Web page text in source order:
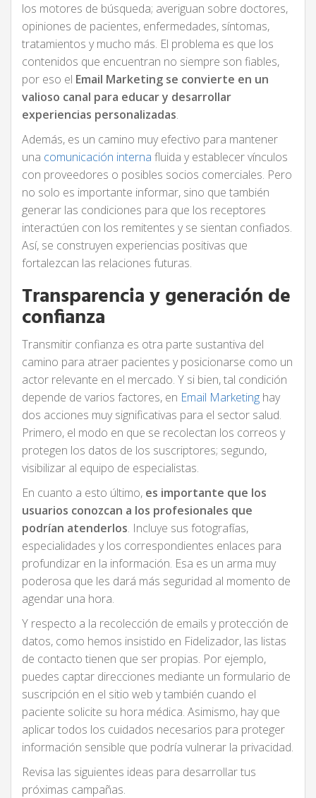
los motores de búsqueda; averiguan sobre doctores,
opiniones de pacientes, enfermedades, síntomas,
tratamientos y mucho más. El problema es que los
contenidos que encuentran no siempre son fiables,
por eso el Email Marketing se convierte en un
valioso canal para educar y desarrollar
experiencias personalizadas.
Además, es un camino muy efectivo para mantener
una comunicación interna fluida y establecer vínculos
con proveedores o posibles socios comerciales. Pero
no solo es importante informar, sino que también
generar las condiciones para que los receptores
interactúen con los remitentes y se sientan confiados.
Así, se construyen experiencias positivas que
fortalezcan las relaciones futuras.
Transparencia y generación de
confianza
Transmitir confianza es otra parte sustantiva del
camino para atraer pacientes y posicionarse como un
actor relevante en el mercado. Y si bien, tal condición
depende de varios factores, en Email Marketing hay
dos acciones muy significativas para el sector salud.
Primero, el modo en que se recolectan los correos y
protegen los datos de los suscriptores; segundo,
visibilizar al equipo de especialistas.
En cuanto a esto último, es importante que los
usuarios conozcan a los profesionales que
podrían atenderlos. Incluye sus fotografías,
especialidades y los correspondientes enlaces para
profundizar en la información. Esa es un arma muy
poderosa que les dará más seguridad al momento de
agendar una hora.
Y respecto a la recolección de emails y protección de
datos, como hemos insistido en Fidelizador, las listas
de contacto tienen que ser propias. Por ejemplo,
puedes captar direcciones mediante un formulario de
suscripción en el sitio web y también cuando el
paciente solicite su hora médica. Asimismo, hay que
aplicar todos los cuidados necesarios para proteger
información sensible que podría vulnerar la privacidad.
Revisa las siguientes ideas para desarrollar tus
próximas campañas.